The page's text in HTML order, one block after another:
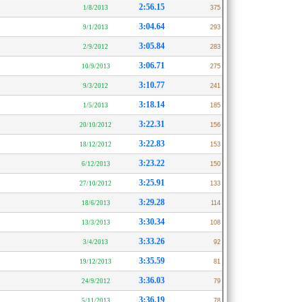
1/8/2013 2:56.15 375
9/1/2013 3:04.64 293
2/9/2012 3:05.84 283
10/9/2013 3:06.71 275
9/3/2012 3:10.77 241
1/5/2013 3:18.14 185
20/10/2012 3:22.31 156
18/12/2012 3:22.83 153
6/12/2013 3:23.22 150
27/10/2012 3:25.91 133
18/6/2013 3:29.28 114
13/3/2013 3:30.34 108
3/4/2013 3:33.26 92
19/12/2013 3:35.59 81
24/9/2012 3:36.03 79
5/11/2013 3:36.19 78